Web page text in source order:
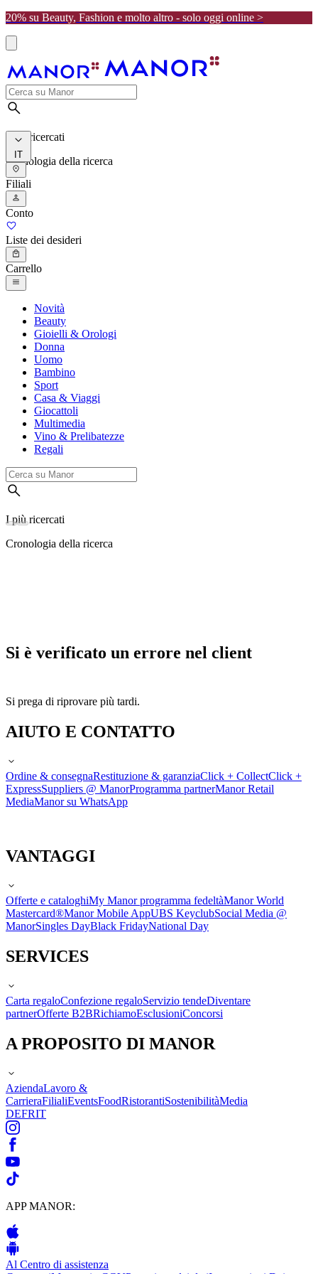
20% su Beauty, Fashion e molto altro - solo oggi online >
I più ricercati
Cronologia della ricerca
IT
Filiali
Conto
Liste dei desideri
Carrello
Novità
Beauty
Gioielli & Orologi
Donna
Uomo
Bambino
Sport
Casa & Viaggi
Giocattoli
Multimedia
Vino & Prelibatezze
Regali
I più ricercati
Cronologia della ricerca
Si è verificato un errore nel client
Si prega di riprovare più tardi.
AIUTO E CONTATTO
Ordine & consegnaRestituzione & garanziaClick + CollectClick +
ExpressSuppliers @ ManorProgramma partnerManor Retail
MediaManor su WhatsApp
VANTAGGI
Offerte e cataloghiMy Manor programma fedeltàManor World
Mastercard®Manor Mobile AppUBS KeyclubSocial Media @
ManorSingles DayBlack FridayNational Day
SERVICES
Carta regaloConfezione regaloServizio tendeDiventare
partnerOfferte B2BRichiamoEsclusioniConcorsi
A PROPOSITO DI MANOR
AziendaLavoro &
CarrieraFilialiEventsFoodRistorantiSostenibilitàMedia
DEFRIT
APP MANOR:
Al Centro di assistenza